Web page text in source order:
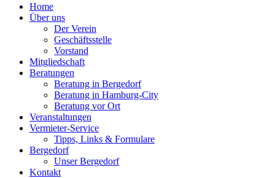
Facebook
page
window
Instagram
page
window
Home
Über uns
Der Verein
Geschäftsstelle
Vorstand
Mitgliedschaft
Beratungen
Beratung in Bergedorf
Beratung in Hamburg-City
Beratung vor Ort
Veranstaltungen
Vermieter-Service
Tipps, Links & Formulare
Bergedorf
Unser Bergedorf
Kontakt